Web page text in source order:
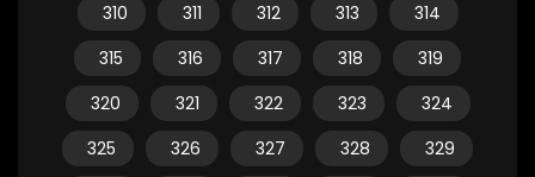
310
311 312 313
314
315
316 317 318
319
320
321 322 323
324
325
326 327 328
329